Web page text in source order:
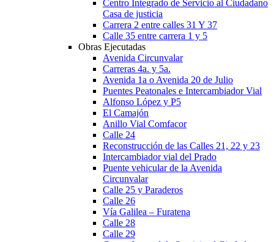
Centro Integrado de Servicio al Ciudadano
Casa de justicia
Carrera 2 entre calles 31 Y 37
Calle 35 entre carrera 1 y 5
Obras Ejecutadas
Avenida Circunvalar
Carreras 4a. y 5a.
Avenida 1a o Avenida 20 de Julio
Puentes Peatonales e Intercambiador Vial
Alfonso López y P5
El Camajón
Anillo Vial Comfacor
Calle 24
Reconstrucción de las Calles 21, 22 y 23
Intercambiador vial del Prado
Puente vehicular de la Avenida
Circunvalar
Calle 25 y Paraderos
Calle 26
Vía Galilea – Furatena
Calle 28
Calle 29